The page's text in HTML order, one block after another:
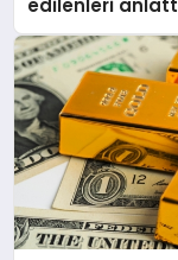
edilenleri